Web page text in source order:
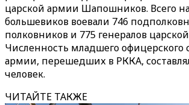
царской армии Шапошников. Всего
большевиков воевали 746
полковников и 775 генералов
Численность младшего офицерского
армии, перешедших в РККА,
человек.
ЧИТАЙТЕ ТАКЖЕ